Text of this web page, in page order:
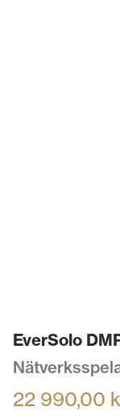
EverSolo
22 990,00